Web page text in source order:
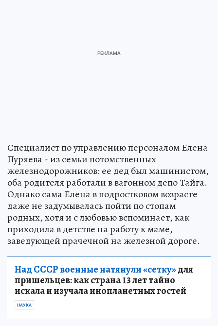
Специалист по управлению персоналом Елена
Пуряева - из семьи потомственных
железнодорожников: ее дед был машинистом,
оба родителя работали в вагонном депо Тайга.
Однако сама Елена в подростковом возрасте
даже не задумывалась пойти по стопам
родных, хотя и с любовью вспоминает, как
приходила в детстве на работу к маме,
заведующей прачечной на железной дороге.
Над СССР военные натянули «сетку»для
пришельцев: как страна 13 лет тайно
искала и изучала инопланетных гостей
НАУКА